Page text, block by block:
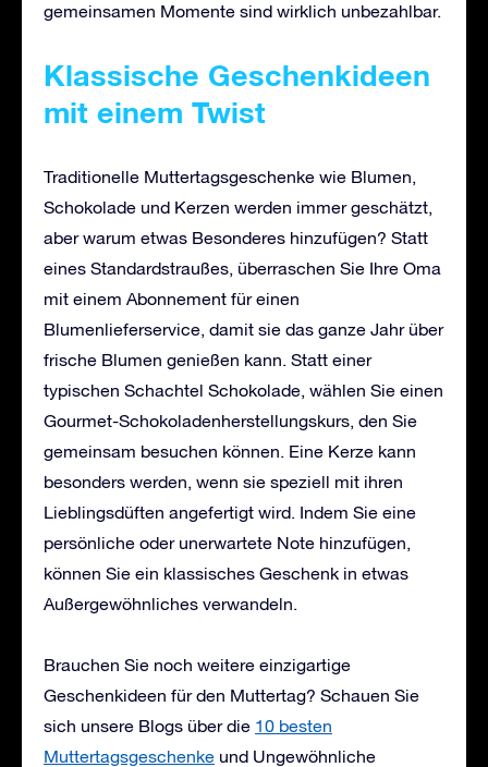
gemeinsamen Momente sind wirklich unbezahlbar.
Klassische Geschenkideen
mit einem Twist
Traditionelle Muttertagsgeschenke wie Blumen,
Schokolade und Kerzen werden immer geschätzt,
aber warum etwas Besonderes hinzufügen? Statt
eines Standardstraußes, überraschen Sie Ihre Oma
mit einem Abonnement für einen
Blumenlieferservice, damit sie das ganze Jahr über
frische Blumen genießen kann. Statt einer
typischen Schachtel Schokolade, wählen Sie einen
Gourmet-Schokoladenherstellungskurs, den Sie
gemeinsam besuchen können. Eine Kerze kann
besonders werden, wenn sie speziell mit ihren
Lieblingsdüften angefertigt wird. Indem Sie eine
persönliche oder unerwartete Note hinzufügen,
können Sie ein klassisches Geschenk in etwas
Außergewöhnliches verwandeln.
Brauchen Sie noch weitere einzigartige
Geschenkideen für den Muttertag? Schauen Sie
sich unsere Blogs über die 10 besten
Muttertagsgeschenke und Ungewöhnliche